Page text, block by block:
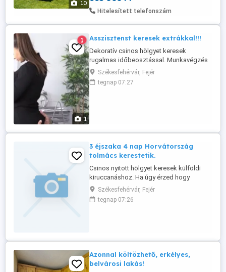
10
OLDALFALAS) NYITHATÓ HOMLOKFAL ÉS
BELMAGASSÁG: 155 cm) SEBAL ...
Hitelesített telefonszám
1
1 Asszisztenst keresek extrákkal!!!
Dekoratív csinos hölgyet keresek
rugalmas időbeosztással. Munkavégzés
heti 2-3 órában. Papírok és főnöke
rendberakása. Heti v napi kifizetés
megbeszélés szerint. Ha magadra
Székesfehérvár, Fejér
tegnap 07:27
3 éjszaka 4 nap Horvátország
tolmács kerestetik.
Csinos nyitott hölgyet keresek külföldi
kiruccanáshoz. Ha úgy érzed hogy
beválalós vagy és a pihenés mellet pénzt
is kereshetsz itt a helyed. Jelentkezési idő
augusztus.16 Fényképese
Székesfehérvár, Fejér
tegnap 07:26
Azonnal költözhető, erkélyes,
belvárosi lakás!